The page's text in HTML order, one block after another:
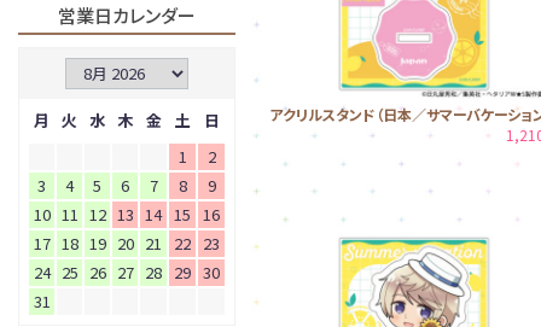
アクリルスタンド（日本／サマーバケーショ
営業日カレンダー
月 火 水 木 金 土
日
1
2
3
4 5 6 7 8
9
10 11 12 13 14 15
16
17 18 19 20 21 22 23
24 25 26 27 28 29 30
31